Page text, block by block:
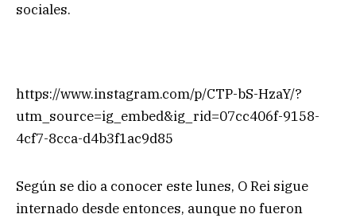
sociales.
https://www.instagram.com/p/CTP-bS-HzaY/?
utm_source=ig_embed&ig_rid=07cc406f-9158-
4cf7-8cca-d4b3f1ac9d85
Según se dio a conocer este lunes, O Rei sigue
internado desde entonces, aunque no fueron